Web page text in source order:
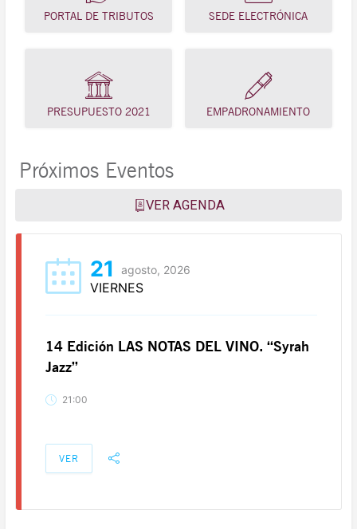
PORTAL DE TRIBUTOS SEDE ELECTRÓNICA
PRESUPUESTO 2021 EMPADRONAMIENTO
Próximos Eventos
VER AGENDA
21 agosto, 2026
VIERNES
14 Edición LAS NOTAS DEL VINO. “Syrah
Jazz”
21:00
VER